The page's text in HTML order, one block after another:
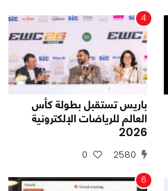
4
باريس تستقبل بطولة كأس
العالم للرياضات الإلكترونية
2026
2580
0
6